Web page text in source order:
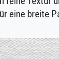
eine breite